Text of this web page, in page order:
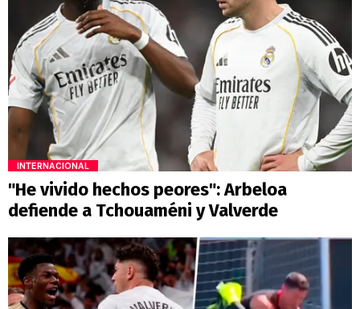
INTERNACIONAL
"He vivido hechos peores": Arbeloa
defiende a Tchouaméni y Valverde